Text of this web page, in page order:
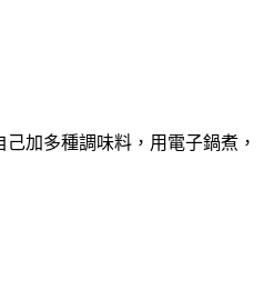
加多種調味料，用電子鍋煮，